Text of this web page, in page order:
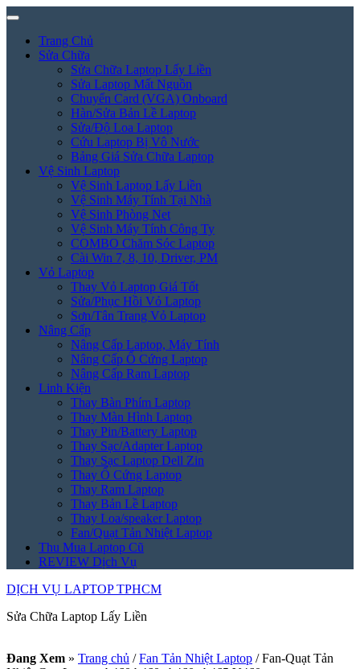
Trang Chủ
Sửa Chữa
Sửa Chữa Laptop Lấy Liền
Sửa Laptop Mất Nguồn
Chuyển Card (VGA) Onboard
Hàn/Sửa Bản Lề Laptop
Sửa/Độ Loa Laptop
Cứu Laptop Bị Vô Nước
Bảng Giá Sửa Chữa Laptop
Vệ Sinh Laptop
Vệ Sinh Laptop Lấy Liền
Vệ Sinh Máy Tính Tại Nhà
Vệ Sinh Phòng Net
Vệ Sinh Máy Tính Công Ty
COMBO Chăm Sóc Laptop
Cài Win 7, 8, 10, Driver, PM
Vỏ Laptop
Thay Vỏ Laptop Giá Tốt
Sửa/Phục Hồi Vỏ Laptop
Sơn/Tân Trang Vỏ Laptop
Nâng Cấp
Nâng Cấp Laptop, Máy Tính
Nâng Cấp Ổ Cứng Laptop
Nâng Cấp Ram Laptop
Linh Kiện
Thay Bàn Phím Laptop
Thay Màn Hình Laptop
Thay Pin/Battery Laptop
Thay Sạc/Adapter Laptop
Thay Sạc Laptop Dell Zin
Thay Ổ Cứng Laptop
Thay Ram Laptop
Thay Bản Lề Laptop
Thay Loa/speaker Laptop
Fan/Quạt Tản Nhiệt Laptop
Thu Mua Laptop Cũ
REVIEW Dịch Vụ
DỊCH VỤ LAPTOP TPHCM
Sửa Chữa Laptop Lấy Liền
Đang Xem » Trang chủ / Fan Tản Nhiệt Laptop /Fan-Quạt Tản